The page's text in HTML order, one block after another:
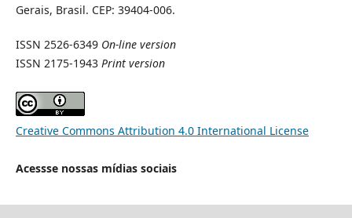
Gerais, Brasil. CEP: 39404-006.
ISSN 2526-6349 On-line version
ISSN 2175-1943 Print version
Creative Commons Attribution 4.0 International License
Acessse nossas mídias sociais